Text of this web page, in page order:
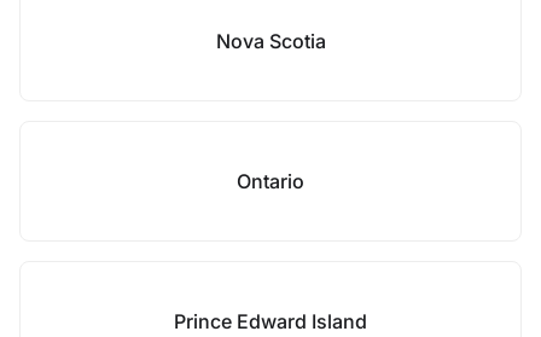
Nova Scotia
Ontario
Prince Edward Island